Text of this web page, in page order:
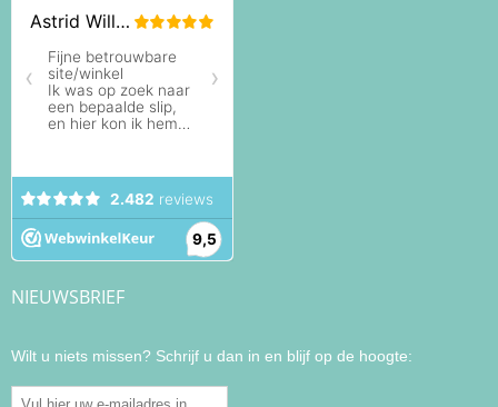
NIEUWSBRIEF
Wilt u niets missen? Schrijf u dan in en blijf op de hoogte: